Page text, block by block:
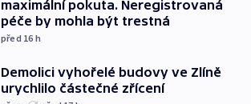
maximální pokuta. Neregistrovaná
péče by mohla být trestná
před 16 h
Demolici vyhořelé budovy ve Zlíně
urychlilo částečné zřícení